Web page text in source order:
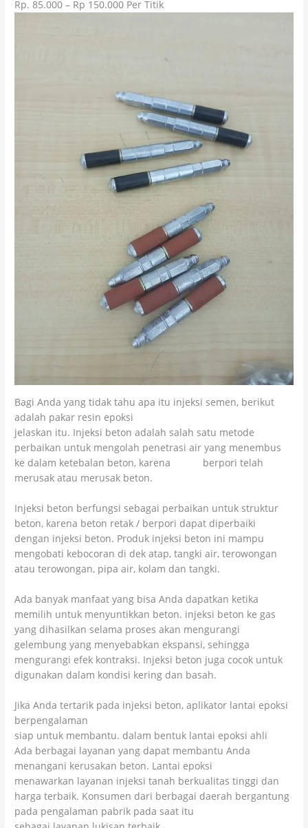
Rp. 85.000 – Rp 150.000 Per Titik
Bagi Anda yang tidak tahu apa itu injeksi semen, berikut
adalah pakar resin epoksi
jelaskan itu. Injeksi beton adalah salah satu metode
perbaikan untuk mengolah penetrasi air yang menembus
ke dalam ketebalan beton, karena
berpori telah
merusak atau merusak beton.
Injeksi beton berfungsi sebagai perbaikan untuk struktur
beton, karena beton retak / berpori dapat diperbaiki
dengan injeksi beton. Produk injeksi beton ini mampu
mengobati kebocoran di dek atap, tangki air, terowongan
atau terowongan, pipa air, kolam dan tangki.
Ada banyak manfaat yang bisa Anda dapatkan ketika
memilih untuk menyuntikkan beton. injeksi beton ke gas
yang dihasilkan selama proses akan mengurangi
gelembung yang menyebabkan ekspansi, sehingga
mengurangi efek kontraksi. Injeksi beton juga cocok untuk
digunakan dalam kondisi kering dan basah.
Jika Anda tertarik pada injeksi beton, aplikator lantai epoksi
berpengalaman
siap untuk membantu. dalam bentuk lantai epoksi ahli
Ada berbagai layanan yang dapat membantu Anda
menangani kerusakan beton. Lantai epoksi
menawarkan layanan injeksi tanah berkualitas tinggi dan
harga terbaik. Konsumen dari berbagai daerah bergantung
pada pengalaman pabrik pada saat itu